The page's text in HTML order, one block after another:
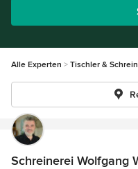
Alle Experten Tischler &
Schreinerei Wolfgang